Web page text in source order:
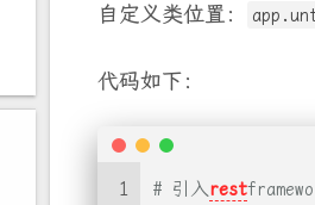
自定义类位置：
代码如下：
1
# 引入rest